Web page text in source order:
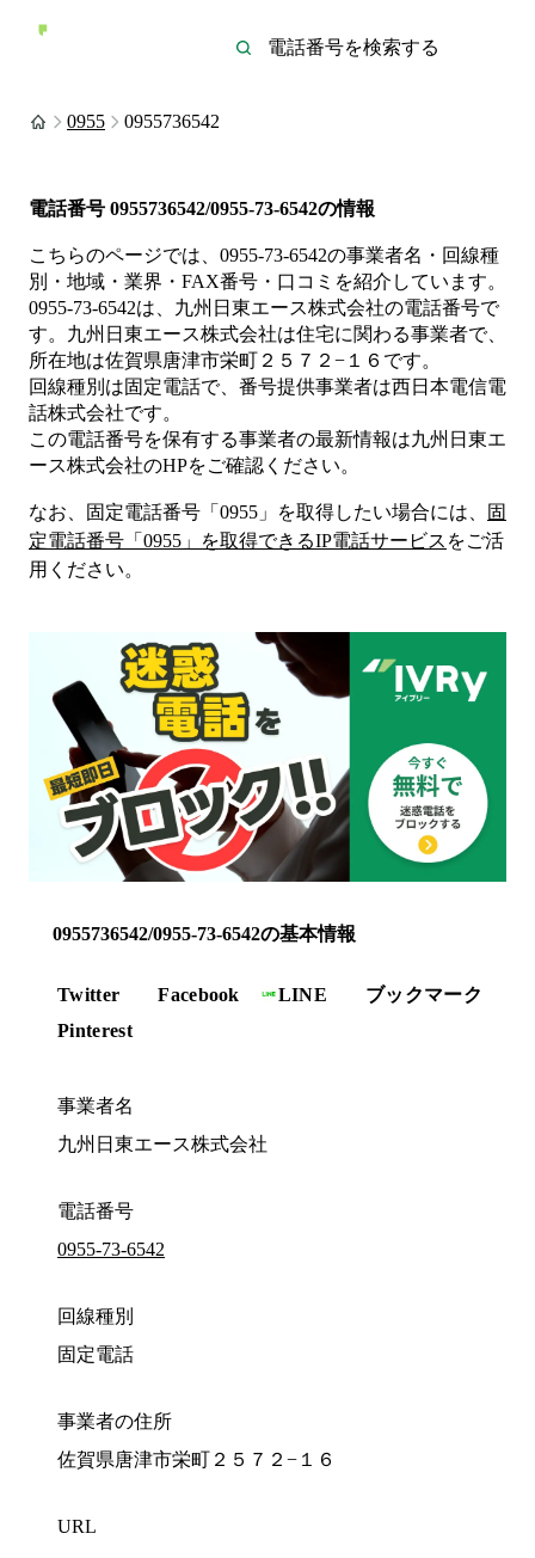
0955 0955736542
電話番号 0955736542/0955-73-6542の情報
こちらのページでは、 0955-73-6542の事業者名・回線種
別・地域・業界・FAX番号・口コミを紹介しています。
0955-73-6542は、 九州日東エース株式会社の電話番号で
す。 九州日東エース株式会社は住宅に関わる事業者で、
所在地は佐賀県唐津市栄町２５７２−１６ です。
回線種別は固定電話で、番号提供事業者は西日本電信電
話株式会社です。
この電話番号を保有する事業者の最新情報は九州日東エ
ース株式会社のHPをご確認ください。
なお、固定電話番号「 0955 」を取得したい場合には、
固
定電話番号「 0955 」を取得できるIP電話サービス をご活
用ください。
0955736542/0955-73-6542の基本情報
Twitter Facebook LINE
ブックマーク
Pinterest
事業者名
九州日東エース株式会社
電話番号
0955-73-6542
回線種別
固定電話
事業者の住所
佐賀県唐津市栄町２５７２−１６
URL